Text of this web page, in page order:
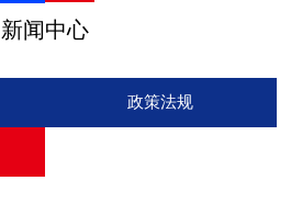
新闻中心
政策法规